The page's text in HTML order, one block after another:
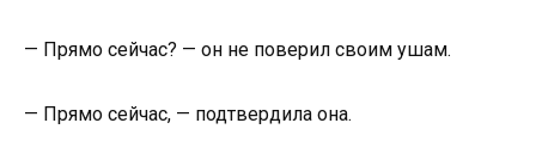
— Прямо сейчас? — он не поверил своим ушам.
— Прямо сейчас, — подтвердила она.